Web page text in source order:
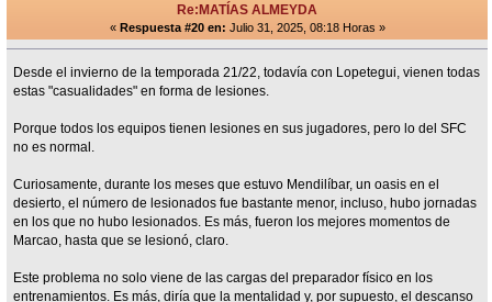
Re:MATÍAS ALMEYDA
« Respuesta #20 en: Julio 31, 2025, 08:18 Horas »
Desde el invierno de la temporada 21/22, todavía con Lopetegui, vienen todas
estas "casualidades" en forma de lesiones.
Porque todos los equipos tienen lesiones en sus jugadores, pero lo del SFC
no es normal.
Curiosamente, durante los meses que estuvo Mendilíbar, un oasis en el
desierto, el número de lesionados fue bastante menor, incluso, hubo jornadas
en los que no hubo lesionados. Es más, fueron los mejores momentos de
Marcao, hasta que se lesionó, claro.
Este problema no solo viene de las cargas del preparador físico en los
entrenamientos. Es más, diría que la mentalidad y, por supuesto, el descanso